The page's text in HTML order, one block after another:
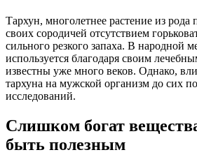
Тархун, многолетнее растение из рода
своих сородичей отсутствием
сильного резкого запаха. В народной
используется благодаря своим
известны уже много веков. Однако,
тархуна на мужской организм до сих
исследований.
Слишком богат
быть полезным